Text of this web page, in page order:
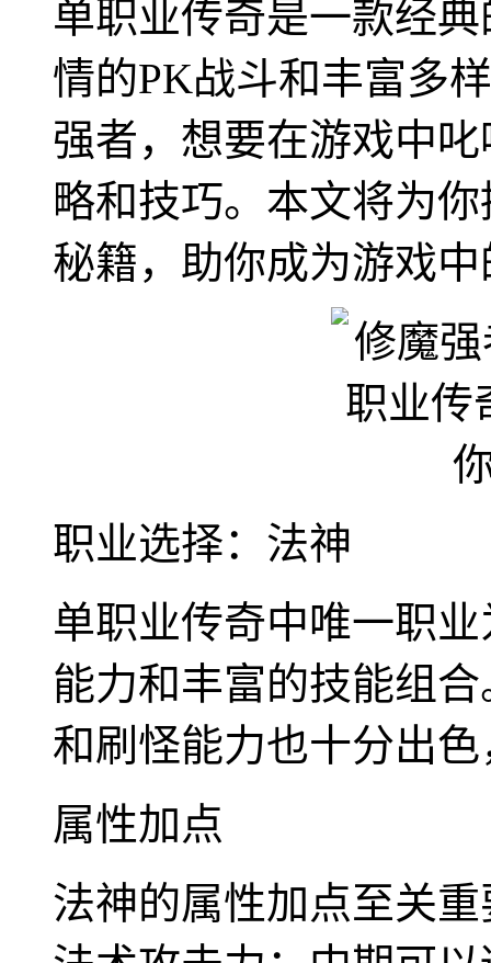
单职业传奇是一款经
情的PK战斗和丰富多
强者，想要在游戏中
略和技巧。本文将为
秘籍，助你成为游戏
职业选择：法神
单职业传奇中唯一职
能力和丰富的技能组
和刷怪能力也十分出
属性加点
法神的属性加点至关